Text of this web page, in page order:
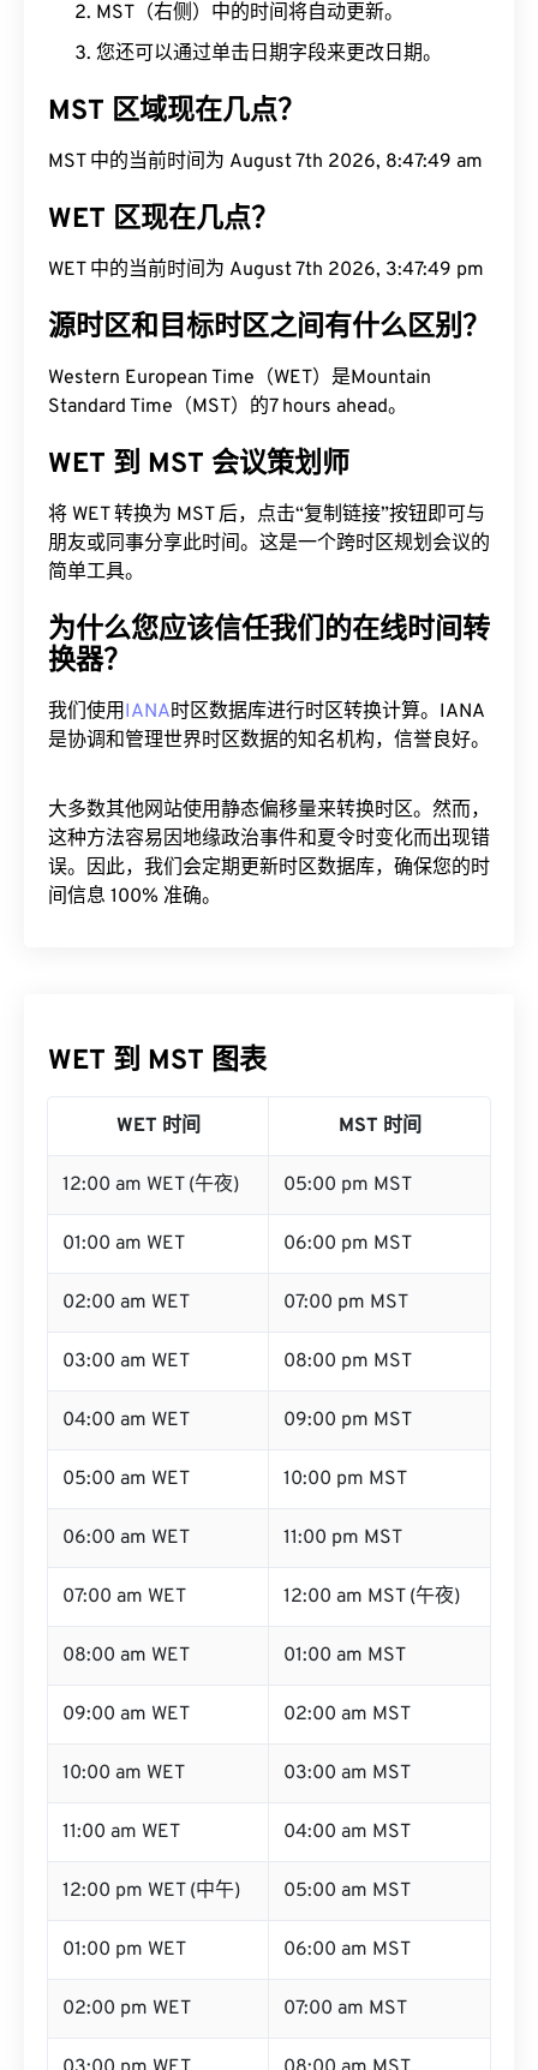
MST（右侧）中的时间将自动更新。
您还可以通过单击日期字段来更改日期。
MST 区域现在几点？
MST 中的当前时间为 August 7th 2026, 8:47:50 am
WET 区现在几点？
WET 中的当前时间为 August 7th 2026, 3:47:50 pm
源时区和目标时区之间有什么区别？
Western European Time（WET）是Mountain
Standard Time（MST）的7 hours ahead。
WET 到 MST 会议策划师
将 WET 转换为 MST 后，点击“复制链接”按钮即可与
朋友或同事分享此时间。这是一个跨时区规划会议的
简单工具。
为什么您应该信任我们的在线时间转
换器？
我们使用IANA时区数据库进行时区转换计算。IANA
是协调和管理世界时区数据的知名机构，信誉良好。
大多数其他网站使用静态偏移量来转换时区。然而，
这种方法容易因地缘政治事件和夏令时变化而出现错
误。因此，我们会定期更新时区数据库，确保您的时
间信息 100% 准确。
WET 到 MST 图表
WET 时间 MST 时间
12:00 am WET (午夜) 05:00 pm MST
01:00 am WET 06:00 pm MST
02:00 am WET 07:00 pm MST
03:00 am WET 08:00 pm MST
04:00 am WET 09:00 pm MST
05:00 am WET 10:00 pm MST
06:00 am WET 11:00 pm MST
07:00 am WET 12:00 am MST (午夜)
08:00 am WET 01:00 am MST
09:00 am WET 02:00 am MST
10:00 am WET 03:00 am MST
11:00 am WET 04:00 am MST
12:00 pm WET (中午) 05:00 am MST
01:00 pm WET 06:00 am MST
02:00 pm WET 07:00 am MST